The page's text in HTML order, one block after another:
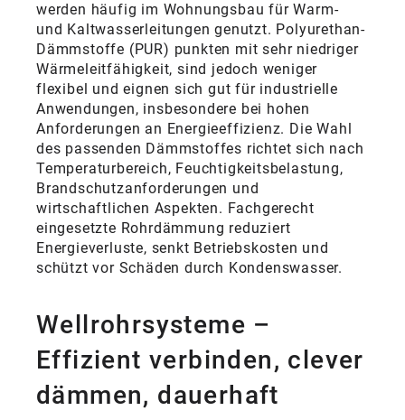
werden häufig im Wohnungsbau für Warm-
und Kaltwasserleitungen genutzt. Polyurethan-
Dämmstoffe (PUR) punkten mit sehr niedriger
Wärmeleitfähigkeit, sind jedoch weniger
flexibel und eignen sich gut für industrielle
Anwendungen, insbesondere bei hohen
Anforderungen an Energieeffizienz. Die Wahl
des passenden Dämmstoffes richtet sich nach
Temperaturbereich, Feuchtigkeitsbelastung,
Brandschutzanforderungen und
wirtschaftlichen Aspekten. Fachgerecht
eingesetzte Rohrdämmung reduziert
Energieverluste, senkt Betriebskosten und
schützt vor Schäden durch Kondenswasser.
Wellrohrsysteme –
Effizient verbinden, clever
dämmen, dauerhaft